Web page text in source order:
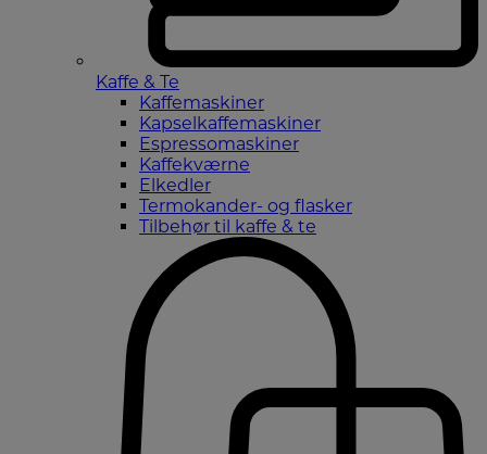
Kaffe & Te
Kaffemaskiner
Kapselkaffemaskiner
Espressomaskiner
Kaffekværne
Elkedler
Termokander- og flasker
Tilbehør til kaffe & te